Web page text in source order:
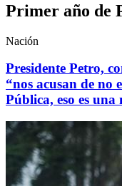
Primer año de
Nación
Presidente Petro,
“nos acusan de no
Pública, eso es una